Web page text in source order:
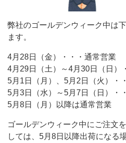
弊社のゴールデンウィーク中は
ます。
4月28日（金）・・・通常営業
4月29日（土）～4月30日（日）
5月1日（月）、5月2日（火）・
5月3日（水）～5月7日（日）・
5月8日（月）以降は通常営業
ゴールデンウィーク中にご注文
しては、5月8日以降出荷になる